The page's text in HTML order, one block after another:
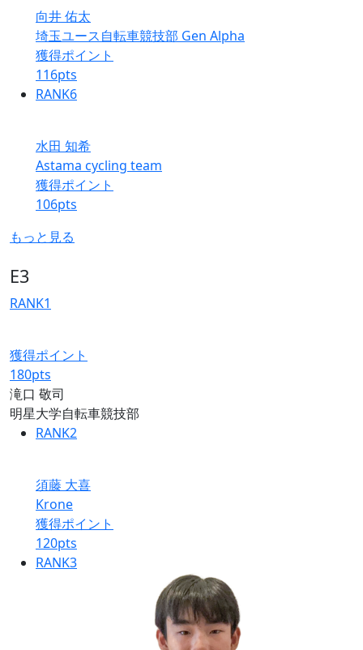
向井 佑太
埼玉ユース自転車競技部 Gen Alpha
獲得ポイント
116pts
RANK6
水田 知希
Astama cycling team
獲得ポイント
106pts
もっと見る
E3
RANK1
獲得ポイント
180pts
滝口 敬司
明星大学自転車競技部
RANK2
須藤 大喜
Krone
獲得ポイント
120pts
RANK3